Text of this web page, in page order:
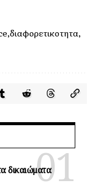
διαφορετικοτητα
δικαιώματα